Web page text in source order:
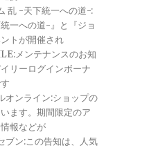
乱 -天下統一への道-:
一への道-』と『ジョ
トが開催され
メンテナンスのお知
リーログインボーナ
オンライン:ショップの
ます。期間限定のア
報などが
ブン:この告知は、人気